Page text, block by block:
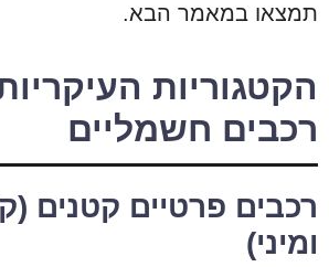
תמצאו במאמר הבא.
הקטגוריות
רכבים חשמליים
רכבים פרטיים קטנים
ומיני)